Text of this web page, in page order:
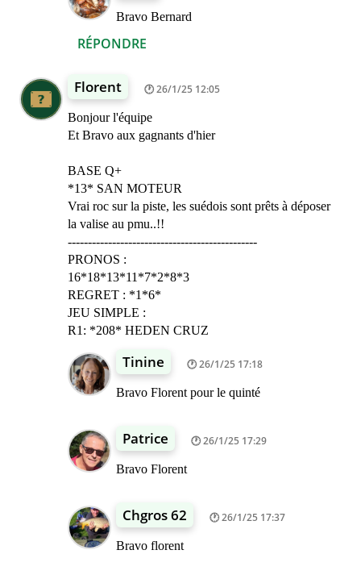
RÉPONDRE
Bravo Bernard
Florent 26/1/25 12:05
Bonjour l'équipe
Et Bravo aux gagnants d'hier
BASE Q+
*13* SAN MOTEUR
Vrai roc sur la piste, les suédois sont prêts à déposer
la valise au pmu..!!
-----------------------------------------------
PRONOS :
16*18*13*11*7*2*8*3
REGRET : *1*6*
JEU SIMPLE :
R1: *208* HEDEN CRUZ
Tinine 26/1/25 17:18
Bravo Florent pour le quinté
Patrice 26/1/25 17:29
Bravo Florent
Chgros 62 26/1/25 17:37
Bravo florent